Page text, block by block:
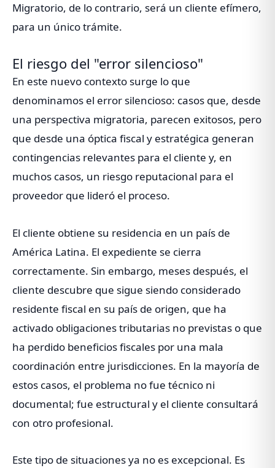
Migratorio, de lo contrario, será un cliente efímero,
para un único trámite.
El riesgo del "error silencioso"
En este nuevo contexto surge lo que
denominamos el error silencioso: casos que, desde
una perspectiva migratoria, parecen exitosos, pero
que desde una óptica fiscal y estratégica generan
contingencias relevantes para el cliente y, en
muchos casos, un riesgo reputacional para el
proveedor que lideró el proceso.
El cliente obtiene su residencia en un país de
América Latina. El expediente se cierra
correctamente. Sin embargo, meses después, el
cliente descubre que sigue siendo considerado
residente fiscal en su país de origen, que ha
activado obligaciones tributarias no previstas o que
ha perdido beneficios fiscales por una mala
coordinación entre jurisdicciones. En la mayoría de
estos casos, el problema no fue técnico ni
documental; fue estructural y el cliente consultará
con otro profesional.
Este tipo de situaciones ya no es excepcional. Es